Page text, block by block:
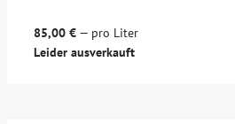
85,00 € — pro Liter
Leider ausverkauft